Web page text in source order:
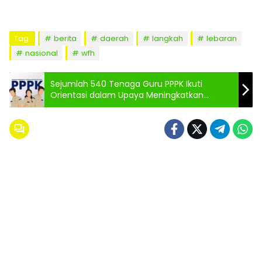
Tag: berita daerah langkah
lebaran
nasional
wfh
Sejumlah 540 Tenaga Guru PPPK Ikuti
Orientasi dalam Upaya Meningkatkan
Disiplin dan Motivasi